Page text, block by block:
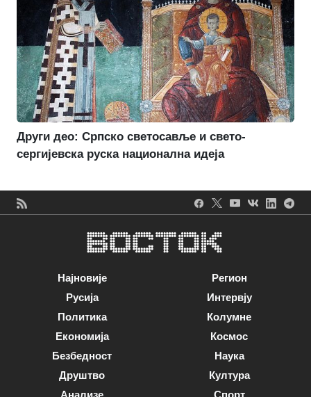
Други део: Српско светосавље и свето-
сергијевска руска национална идеја
Најновије
Русија
Политика
Економија
Безбедност
Друштво
Регион
Интервју
Колумне
Космос
Наука
Култура